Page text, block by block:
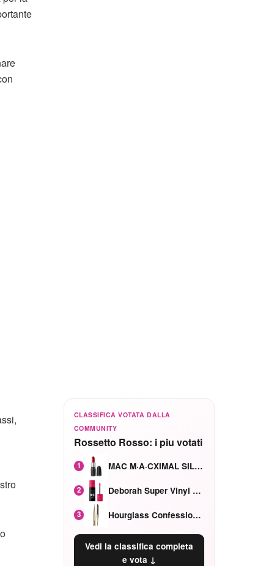
CLASSIFICA VOTATA DALLA
COMMUNITY
Rossetto Rosso: i piu votati
1 MAC M·A·CXIMAL SILKY MATTE Red Rock mat
2 Deborah Super Vinyl Shake Rosa Ciliegia
3 Hourglass Confession Ricaricabile Ultra Preciso Ad Alta Intensità Secretly Classic Red
Vedi la classifica completa
e vota ↓